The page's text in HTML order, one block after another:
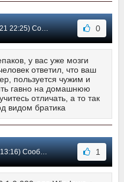
Сообщение #123 0
у вас уже мозги
ответил, что ваш
пользуется чужим и
гавно на домашнюю
отличать, а то так
видом братика
#122 1